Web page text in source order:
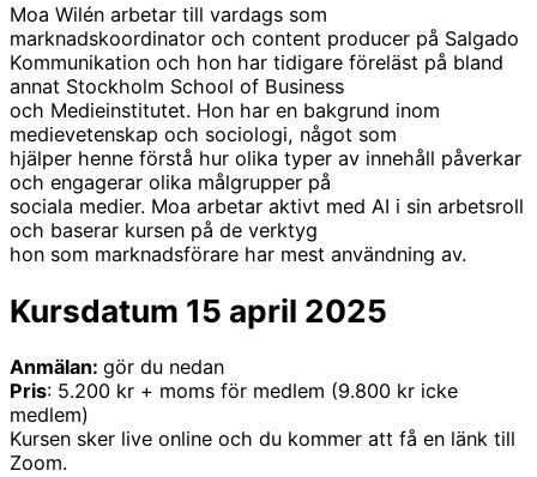
Moa Wilén arbetar till vardags som
marknadskoordinator och content producer på Salgado
Kommunikation och hon har tidigare föreläst på bland
annat Stockholm School of Business
och Medieinstitutet. Hon har en bakgrund inom
medievetenskap och sociologi, något som
hjälper henne förstå hur olika typer av innehåll påverkar
och engagerar olika målgrupper på
sociala medier. Moa arbetar aktivt med AI i sin arbetsroll
och baserar kursen på de verktyg
hon som marknadsförare har mest användning av.
Kursdatum 15 april 2025
Anmälan: gör du nedan
Pris: 5.200 kr + moms för medlem (9.800 kr icke
medlem)
Kursen sker live online och du kommer att få en länk till
Zoom.